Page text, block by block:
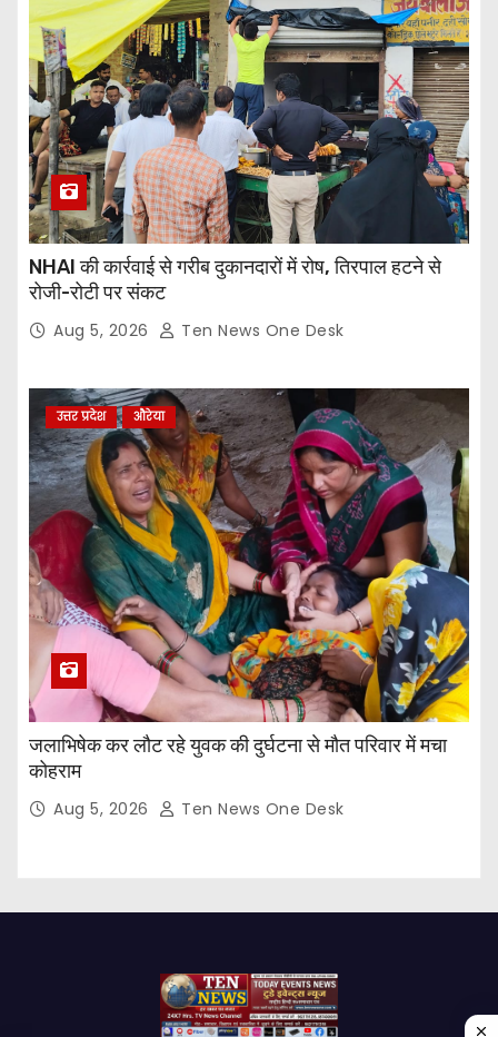
NHAI की कार्रवाई से गरीब दुकानदारों में रोष, तिरपाल हटने से
रोजी-रोटी पर संकट
Aug 5, 2026 Ten News One Desk
उत्तर प्रदेश औरेया
जलाभिषेक कर लौट रहे युवक की दुर्घटना से मौत परिवार में मचा
कोहराम
Aug 5, 2026 Ten News One Desk